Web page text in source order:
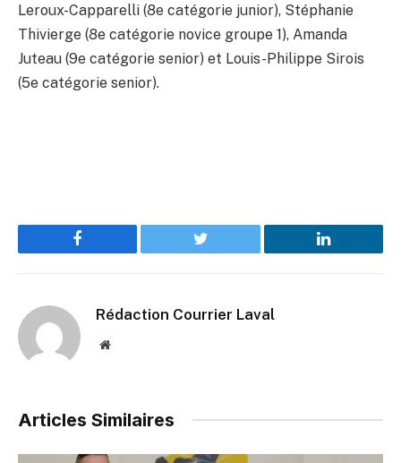
Leroux-Capparelli (8e catégorie junior), Stéphanie
Thivierge (8e catégorie novice groupe 1), Amanda
Juteau (9e catégorie senior) et Louis-Philippe Sirois
(5e catégorie senior).
Facebook Twitter LinkedIn
Rédaction Courrier Laval
Website
Articles Similaires